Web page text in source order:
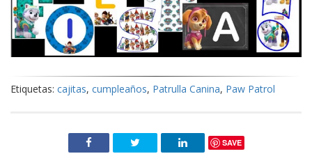
Etiquetas: cajitas, cumpleaños, Patrulla Canina, Paw Patrol
SAVE